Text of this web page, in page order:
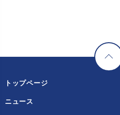
トップページ
ニュース